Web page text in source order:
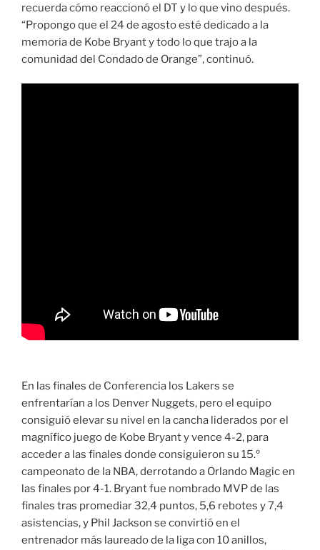
recuerda cómo reaccionó el DT y lo que vino después.
“Propongo que el 24 de agosto esté dedicado a la
memoria de Kobe Bryant y todo lo que trajo a la
comunidad del Condado de Orange”, continuó.
En las finales de Conferencia los Lakers se
enfrentarían a los Denver Nuggets, pero el equipo
consiguió elevar su nivel en la cancha liderados por el
magnífico juego de Kobe Bryant y vence 4-2, para
acceder a las finales donde consiguieron su 15.º
campeonato de la NBA, derrotando a Orlando Magic en
las finales por 4-1. Bryant fue nombrado MVP de las
finales tras promediar 32,4 puntos, 5,6 rebotes y 7,4
asistencias, y Phil Jackson se convirtió en el
entrenador más laureado de la liga con 10 anillos,